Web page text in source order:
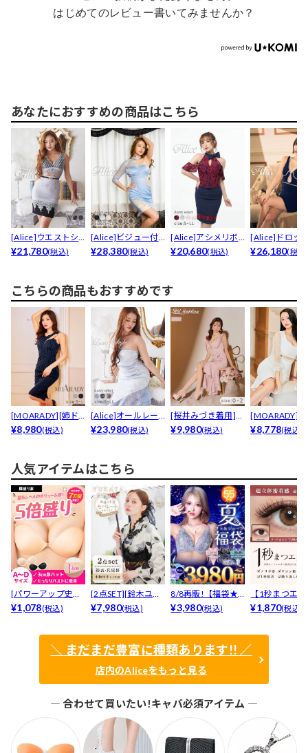
はじめてのレビュー書いてみませんか？
あなたにおすすめの商品はこちら
[Alice]ウエストシ
アー×レースベ...
¥21,780(税込)
[Alice]ビジュー付
きハイネックワ...
¥28,380(税込)
[Alice]アシメリボ
ンネックオフシ...
¥20,680(税込)
[Alice]ドロッ
アービジュー
¥26,180(税込)
こちらの商品もおすすめです
[MOARADY][姉ド
レス]ストライ...
¥8,980(税込)
[Alice]オールレー
スワンショルダ...
¥23,980(税込)
[桜井みづき着用]フ
ィッシュテールが
¥9,980(税込)
[MOARADY][
レス][SMサ...
¥8,778(税込)
人気アイテムはこちら
[パワーアップ史上
最強5倍盛りアップ
¥1,078(税込)
[2点SET][鈴木ユリ
ア(baby)...
¥7,980(税込)
8/8再販!【福袋★
ブラセット3点
¥3,980(税込)
【1秒まつエ
リュームタイ
¥1,870(税込)
＼ まだまだ豊富に種類あります!! ／
店内のAliceをもっと見る
― 合わせて買いたい!キャバ必須アイテム ―